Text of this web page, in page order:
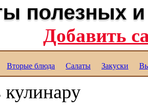
полезных
Добавить
Вторые блюда Салаты Закуски